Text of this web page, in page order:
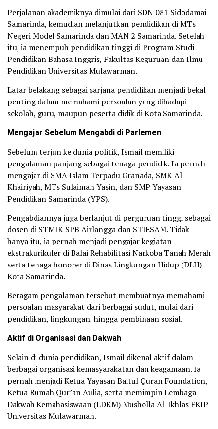
Perjalanan akademiknya dimulai dari SDN 081 Sidodamai
Samarinda, kemudian melanjutkan pendidikan di MTs
Negeri Model Samarinda dan MAN 2 Samarinda. Setelah
itu, ia menempuh pendidikan tinggi di Program Studi
Pendidikan Bahasa Inggris, Fakultas Keguruan dan Ilmu
Pendidikan Universitas Mulawarman.
Latar belakang sebagai sarjana pendidikan menjadi bekal
penting dalam memahami persoalan yang dihadapi
sekolah, guru, maupun peserta didik di Kota Samarinda.
Mengajar Sebelum Mengabdi di Parlemen
Sebelum terjun ke dunia politik, Ismail memiliki
pengalaman panjang sebagai tenaga pendidik. Ia pernah
mengajar di SMA Islam Terpadu Granada, SMK Al-
Khairiyah, MTs Sulaiman Yasin, dan SMP Yayasan
Pendidikan Samarinda (YPS).
Pengabdiannya juga berlanjut di perguruan tinggi sebagai
dosen di STMIK SPB Airlangga dan STIESAM. Tidak
hanya itu, ia pernah menjadi pengajar kegiatan
ekstrakurikuler di Balai Rehabilitasi Narkoba Tanah Merah
serta tenaga honorer di Dinas Lingkungan Hidup (DLH)
Kota Samarinda.
Beragam pengalaman tersebut membuatnya memahami
persoalan masyarakat dari berbagai sudut, mulai dari
pendidikan, lingkungan, hingga pembinaan sosial.
Aktif di Organisasi dan Dakwah
Selain di dunia pendidikan, Ismail dikenal aktif dalam
berbagai organisasi kemasyarakatan dan keagamaan. Ia
pernah menjadi Ketua Yayasan Baitul Quran Foundation,
Ketua Rumah Qur’an Aulia, serta memimpin Lembaga
Dakwah Kemahasiswaan (LDKM) Musholla Al-Ikhlas FKIP
Universitas Mulawarman.